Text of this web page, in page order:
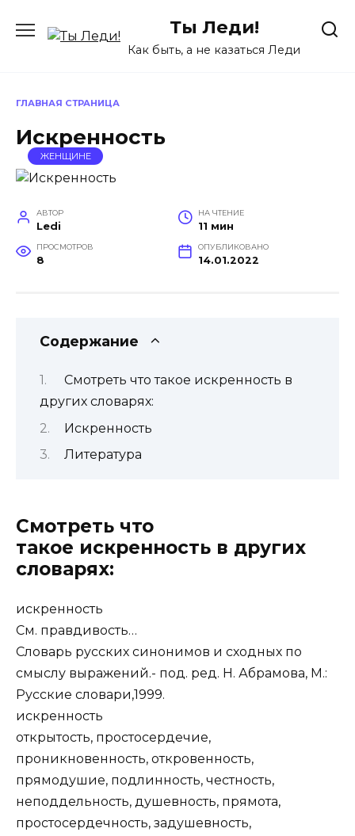
содержанию
Ты Леди!
Как быть, а не казаться Леди
ГЛАВНАЯ СТРАНИЦА
Искренность
ЖЕНЩИНЕ
АВТОР
Ledi
НА ЧТЕНИЕ
11 мин
ПРОСМОТРОВ
8
ОПУБЛИКОВАНО
14.01.2022
Содержание
Смотреть что такое искренность в
других словарях:
Искренность
Литература
Смотреть что
такое искренность в других
словарях:
искренность
См. правдивость…
Словарь русских синонимов и сходных по
смыслу выражений.- под. ред. Н. Абрамова, М.:
Русские словари,1999.
искренность
открытость, простосердечие,
проникновенность, откровенность,
прямодушие, подлинность, честность,
неподдельность, душевность, прямота,
простосердечность, задушевность,